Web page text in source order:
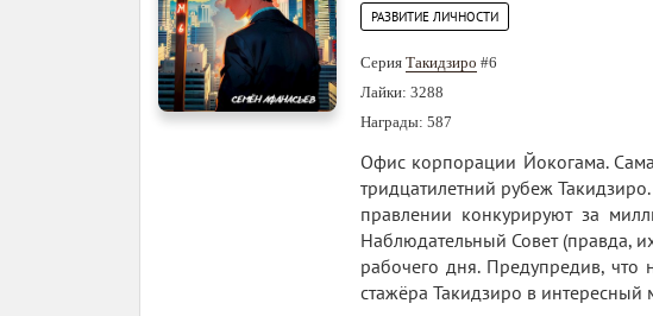
РАЗВИТИЕ ЛИЧНОСТИ
Серия Такидзиро #6
Лайки: 3288
Награды: 587
Офис корпорации Йокогама.
тридцатилетний рубеж
правлении конкурируют за
Наблюдательный Совет (правда,
рабочего дня. Предупредив, что
стажёра Такидзиро в